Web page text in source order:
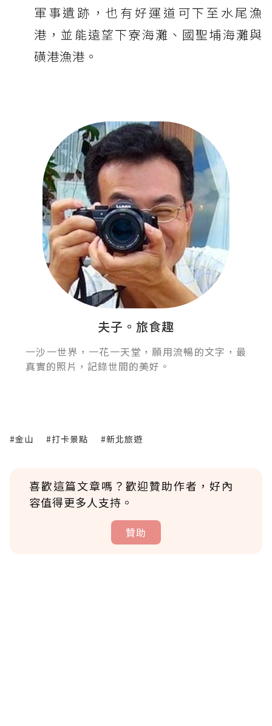
軍事遺跡，也有好運道可下至水尾漁
港，並能遠望下寮海灘、國聖埔海灘與
磺港漁港。
夫子。旅食趣
一沙一世界，一花一天堂，願用流暢的文字，最
真實的照片，記錄世間的美好。
#金山 #打卡景點 #新北旅遊
喜歡這篇文章嗎？歡迎贊助作者，好內
容值得更多人支持。
贊助